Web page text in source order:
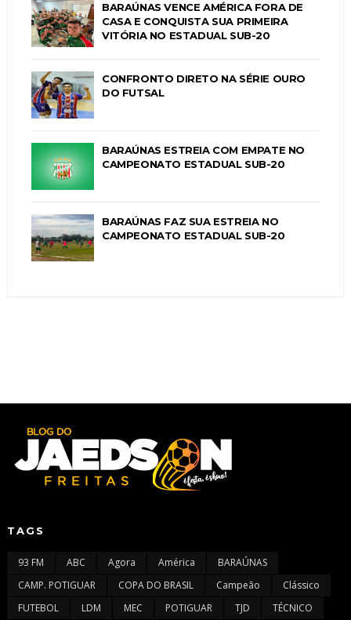
BARAÚNAS VENCE AMÉRICA FORA DE
CASA E CONQUISTA SUA PRIMEIRA
VITÓRIA NO ESTADUAL SUB-20
CONFRONTO DIRETO NA SÉRIE OURO
DO FUTSAL
BARAÚNAS ESTREIA COM EMPATE NO
CAMPEONATO ESTADUAL SUB-20
BARAÚNAS FAZ SUA ESTREIA NO
CAMPEONATO ESTADUAL SUB-20
TAGS
93 FM ABC Agora América
BARAÚNAS
CAMP. POTIGUAR
COPA DO BRASIL Campeão
Clássico
FUTEBOL
LDM MEC POTIGUAR TJD TÉCNICO